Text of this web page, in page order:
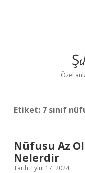
Özel
Etiket: 7 sınıf
Nüfusu Az
Nelerdir
Tarih: Eylül 17, 2024